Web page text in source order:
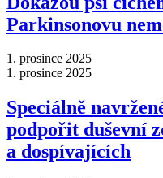
Parkinsonovu
1. prosince 2025
1. prosince 2025
Speciálně
podpořit duševní
a dospívajících